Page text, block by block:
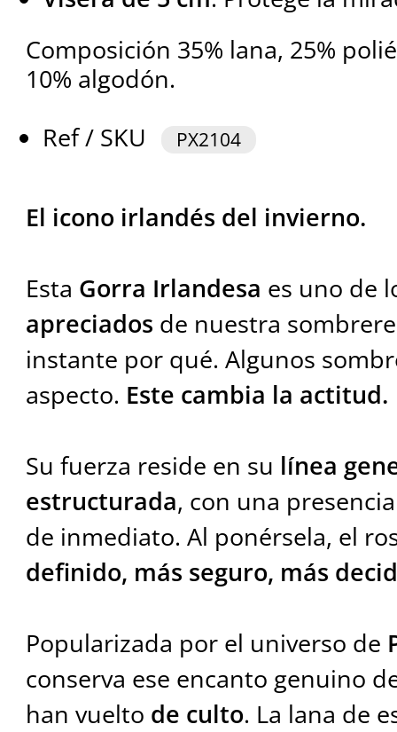
Composición 35% lana, 25%
10% algodón.
Ref / SKU
PX2104
El icono irlandés del invierno.
Esta Gorra Irlandesa es uno de
apreciados de nuestra
instante por qué. Algunos
aspecto. Este cambia la actitud.
Su fuerza reside en su línea
estructurada, con una
de inmediato. Al ponérsela, el
definido, más seguro, más
Popularizada por el universo de
conserva ese encanto genuino
han vuelto de culto. La lana de